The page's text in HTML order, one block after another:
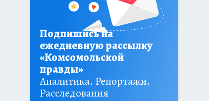
Подпишись на
ежедневную рассылку
«Комсомольской
правды»
Аналитика. Репортажи.
Расследования